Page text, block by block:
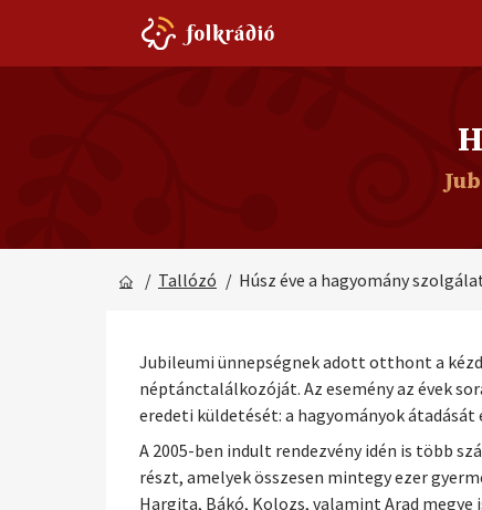
/ Tallózó / Húsz éve a hagyomány
Jubileumi ünnepségnek adott otthont a
néptánctalálkozóját. Az esemény az évek
eredeti küldetését: a hagyományok átadását
A 2005-ben indult rendezvény idén is több
részt, amelyek összesen mintegy ezer
Hargita, Bákó, Kolozs, valamint Arad